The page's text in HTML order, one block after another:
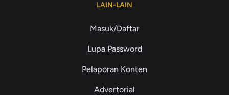
LAIN-LAIN
Masuk/Daftar
Lupa Password
Pelaporan Konten
Advertorial